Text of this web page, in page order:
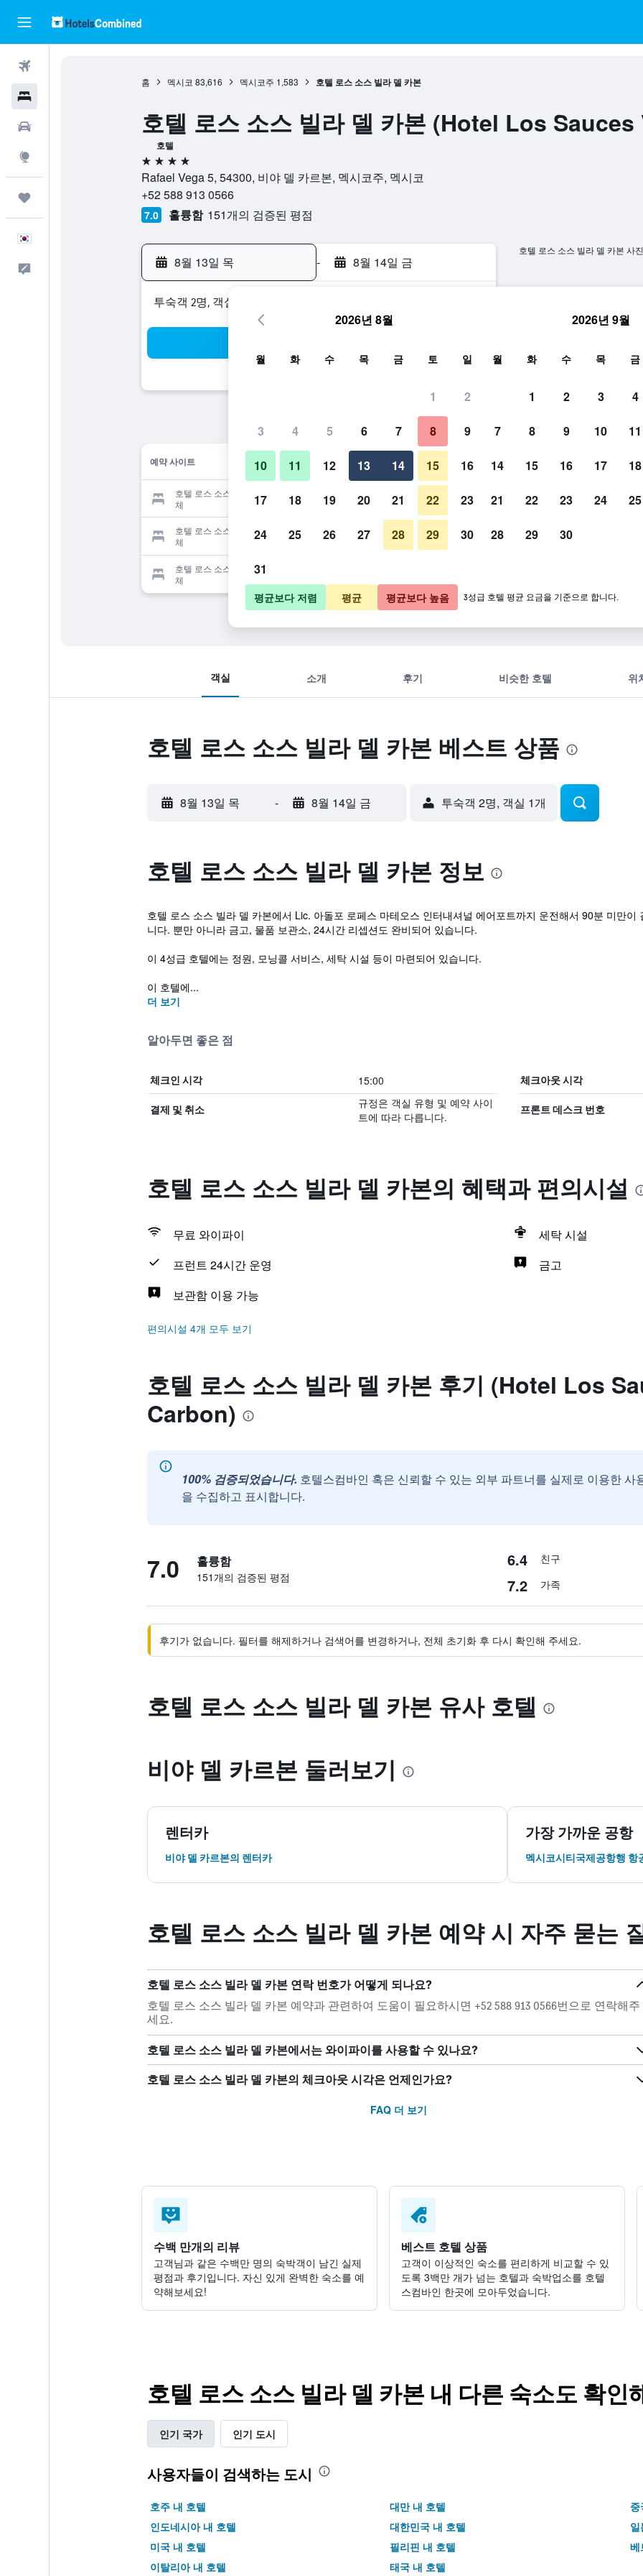
홈 멕시코 83,616 멕시코주 1,583 호텔 로스 소스 빌라 델 카본
호텔 로스 소스 빌라 델 카본 (Hotel Los
호텔
4성급
Rafael Vega 5, 54300, 비야 델 카르본, 멕시코주, 멕시코
+52 588 913 0566
7.0 훌륭함 151개의 검증된 평점
8월 13일 목 - 8월 14일 금
​투숙객 2​명, ​객실 1개
예약 사이트
호텔 로스 소스 빌라 델 카본 예약 업
체
요금 보기
호텔 로스 소스 빌라 델 카본 예약 업
체
요금 보기
호텔 로스 소스 빌라 델 카본 예약 업
체
호텔 로스 소스 빌라 델 카본 사진
객실 소개 후기 비슷한 호텔 위
호텔 로스 소스 빌라 델 카본 베스트 상품
8월 13일 목 - 8월 14일 금 ​투숙객 2​명, ​객실 1개
호텔 로스 소스 빌라 델 카본 정보
호텔 로스 소스 빌라 델 카본에서 Lic. 아돌포 로페스 마테오스 인터내셔널 에어포트까지 운전해서 90분 미만
니다. 뿐만 아니라 금고, 물품 보관소, 24시간 리셉션도 완비되어 있습니다.
이 4성급 호텔에는 정원, 모닝콜 서비스, 세탁 시설 등이 마련되어 있습니다.
이 호텔에...
더 보기
알아두면 좋은 점
체크인 시각 15:00 체크아웃 시각
결제 및 취소
규정은 객실 유형 및 예약 사이
트에 따라 다릅니다.
프론트 데스크 번호
호텔 로스 소스 빌라 델 카본의 혜택​과 편의시설
무료 와이파이
세탁 시설
프런트 24시간 운영
금고
보관함 이용 가능
편의시설 4개 모두 보기
호텔 로스 소스 빌라 델 카본 후기 (Hotel Los
Carbon)
100% 검증되었습니다. 호텔스컴바인 혹은 신뢰할 수 있는 외부 파트너를 실제로 이용한
을 수집하고 표시합니다.
7.0 훌륭함
151개의 검증된 평점
6.4 친구
7.2 가족
후기가 없습니다. 필터를 해제하거나 검색어를 변경하거나, 전체 초기화 후 다시 확인해 주세요.
호텔 로스 소스 빌라 델 카본 유사 호텔
비야 델 카르본 둘러보기
렌터카
비야 델 카르본​의 렌터카
가장 가까운 공항
멕시코시티국제공항행 항
호텔 로스 소스 빌라 델 카본 예약 시 자주 묻는
호텔 로스 소스 빌라 델 카본 연락 번호가 어떻게 되나요?
호텔 로스 소스 빌라 델 카본 예약과 관련하여 도움이 필요하시면 +52 588 913 0566번으로 연락해주
세요.
호텔 로스 소스 빌라 델 카본에서는 와이파이를 사용할 수 있나요?
호텔 로스 소스 빌라 델 카본의 체크아웃 시각은 언제인가요?
FAQ 더 보기
수백 만개의 리뷰
고객님과 같은 수백만 명의 숙박객이 남긴 실제
평점과 후기입니다. 자신 있게 완벽한 숙소를 예
약해보세요!
베스트 호텔 상품
고객이 이상적인 숙소를 편리하게 비교할 수 있
도록 3백만 개가 넘는 호텔과 숙박업소를 호텔
스컴바인 한곳에 모아두었습니다.
호텔 로스 소스 빌라 델 카본 내 다른 숙소도 확인
인기 국가 인기 도시
사용자들이 검색하는 도시
호주 내 호텔 대만 내 호텔
인도네시아 내 호텔
대한민국 내 호텔
미국 내 호텔
필리핀 내 호텔
베
이탈리아 내 호텔
태국 내 호텔
2026년 8월
월 화 수 목 금 토 일
1 2
3 4 5 6 7 8 9
10 11 12 13 14 15 16
17 18 19 20 21 22 23
24 25 26 27 28 29 30
31
2026년 9월
월 화 수 목 금
1 2 3 4
7 8 9 10 11
14 15 16 17 18
21 22 23 24 25
28 29 30
평균보다 저렴 평균 평균보다 높음 3성급 호텔 평균 요금을 기준으로 합니다.